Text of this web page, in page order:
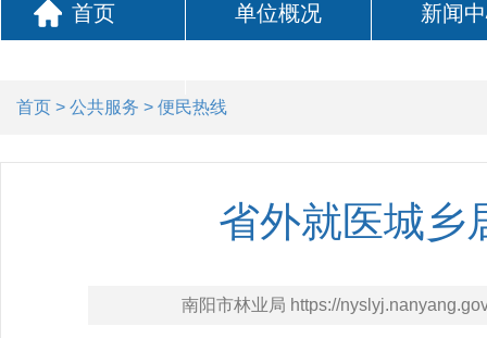
首页 单位概况 新闻
首页 > 公共服务 > 便民热线
省外就医城乡
南阳市林业局 https://